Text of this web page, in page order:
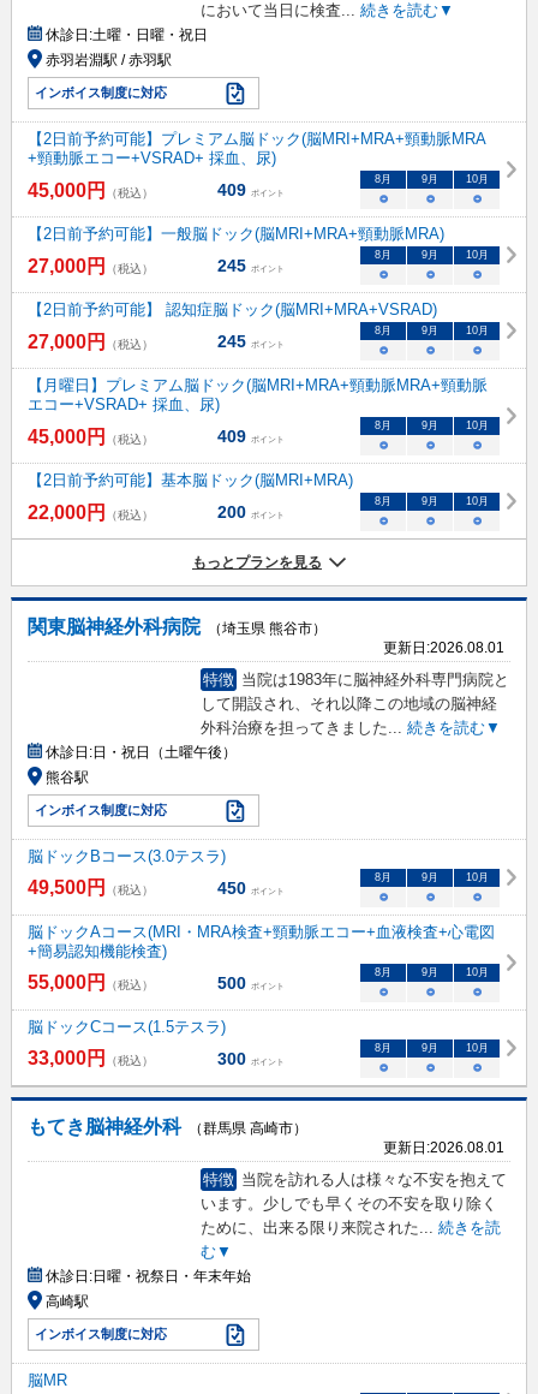
において当日に検査... 続きを読む▼
休診日:土曜・日曜・祝日
赤羽岩淵駅 / 赤羽駅
インボイス制度に対応
【2日前予約可能】プレミアム脳ドック(脳MRI+MRA+頸動脈MRA
+頸動脈エコー+VSRAD+ 採血、尿)
45,000円 （税込） 409 ポイント
8月 9月 10月
○ ○ ○
【2日前予約可能】一般脳ドック(脳MRI+MRA+頸動脈MRA)
27,000円 （税込） 245 ポイント
8月 9月 10月
○ ○ ○
【2日前予約可能】 認知症脳ドック(脳MRI+MRA+VSRAD)
27,000円 （税込） 245 ポイント
8月 9月 10月
○ ○ ○
【月曜日】プレミアム脳ドック(脳MRI+MRA+頸動脈MRA+頸動脈
エコー+VSRAD+ 採血、尿)
45,000円 （税込） 409 ポイント
8月 9月 10月
○ ○ ○
【2日前予約可能】基本脳ドック(脳MRI+MRA)
22,000円 （税込） 200 ポイント
8月 9月 10月
○ ○ ○
もっとプランを見る
関東脳神経外科病院
（埼玉県 熊谷市）
更新日:2026.08.01
特徴 当院は1983年に脳神経外科専門病院と
して開設され、それ以降この地域の脳神経
外科治療を担ってきました
続きを読む▼
休診日:日・祝日（土曜午後）
熊谷駅
インボイス制度に対応
脳ドックBコース(3.0テスラ)
49,500円 （税込） 450 ポイント
8 月 9 月 10月
○ ○ ○
脳ドックAコース(MRI・MRA検査+頸動脈エコー+血液検査+心電図
+簡易認知機能検査)
55,000円 （税込） 500 ポイント
8 月 9 月 10月
○ ○ ○
脳ドックCコース(1.5テスラ)
33,000円 （税込） 300 ポイント
8 月 9 月 10月
○ ○ ○
もてき脳神経外科
（群馬県 高崎市）
更新日:2026.08.01
特徴 当院を訪れる人は様々な不安を抱えて
います。少しでも早くその不安を取り除く
ために、出来る限り来院された... 続きを読
む▼
休診日:日曜・祝祭日・年末年始
高崎駅
インボイス制度に対応
脳MR